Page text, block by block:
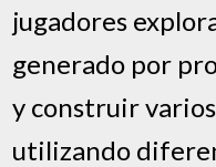
jugadores
generado por
y construir
utilizando